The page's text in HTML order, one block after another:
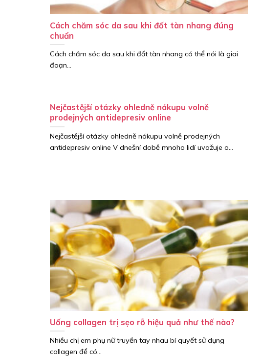
Cách chăm sóc da sau khi đốt tàn nhang đúng
chuẩn
Cách chăm sóc da sau khi đốt tàn nhang có thể nói là giai
đoạn...
Nejčastější otázky ohledně nákupu volně
prodejných antidepresiv online
Nejčastější otázky ohledně nákupu volně prodejných
antidepresiv online V dnešní době mnoho lidí uvažuje o...
Uống collagen trị sẹo rỗ hiệu quả như thế nào?
Nhiều chị em phụ nữ truyền tay nhau bí quyết sử dụng
collagen để có...